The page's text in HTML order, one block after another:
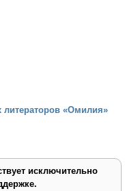
«Омилия»
исключительно